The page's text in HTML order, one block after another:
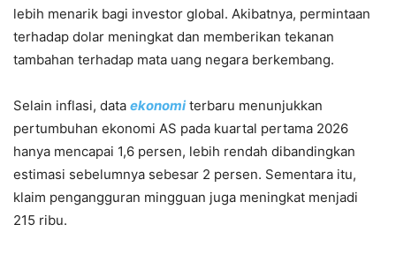
lebih menarik bagi investor global. Akibatnya, permintaan
terhadap dolar meningkat dan memberikan tekanan
tambahan terhadap mata uang negara berkembang.
Selain inflasi, data ekonomiterbaru menunjukkan
pertumbuhan ekonomi AS pada kuartal pertama 2026
hanya mencapai 1,6 persen, lebih rendah dibandingkan
estimasi sebelumnya sebesar 2 persen. Sementara itu,
klaim pengangguran mingguan juga meningkat menjadi
215 ribu.